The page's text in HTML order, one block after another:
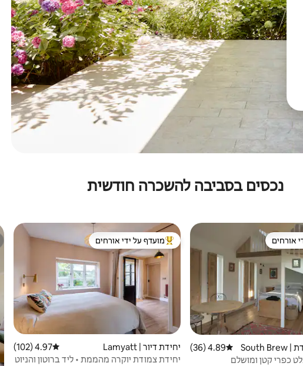
נכסים בסביבה להשכרה חודשית
מועדפים על ידי אורחים
אורחים
יחידת דיור נפרדת | South Brew
דירוג ממוצע של 4.89 מתוך 5, 36 ביקורות
4.89 (36)
מוביל בקרב נכסים מועדפים על ידי אורחים
מועדף על ידי אורחים
יחידת דיור | Lamyatt דירוג ממוצע של 4.97 מתוך 5, 102 ביקורות
4.97 (102)
יחידת צמודת יוקרה מהממת • ליד ברוטון והניוט